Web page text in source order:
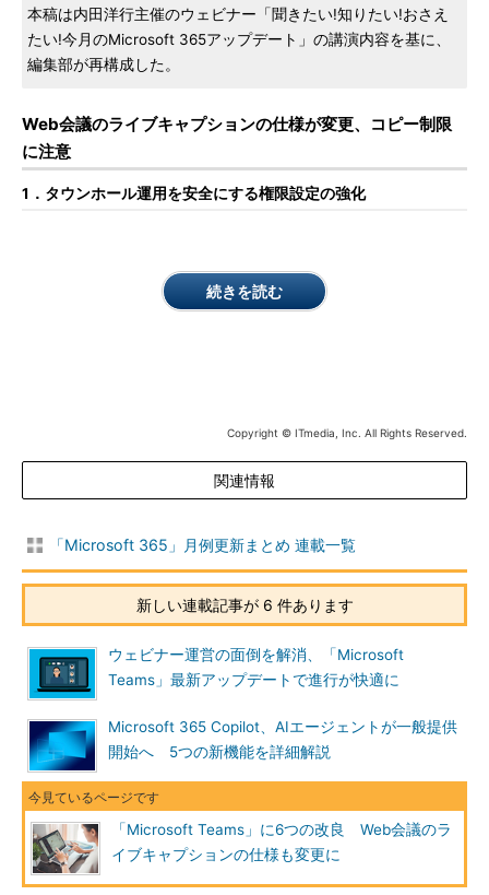
本稿は内田洋行主催のウェビナー「聞きたい!知りたい!おさえ
たい!今月のMicrosoft 365アップデート」の講演内容を基に、
編集部が再構成した。
Web会議のライブキャプションの仕様が変更、コピー制限
に注意
1．タウンホール運用を安全にする権限設定の強化
続きを読む
Copyright © ITmedia, Inc. All Rights Reserved.
関連情報
「Microsoft 365」月例更新まとめ 連載一覧
新しい連載記事が 6 件あります
ウェビナー運営の面倒を解消、「Microsoft
Teams」最新アップデートで進行が快適に
Microsoft 365 Copilot、AIエージェントが一般提供
開始へ 5つの新機能を詳細解説
「Microsoft Teams」に6つの改良 Web会議のラ
イブキャプションの仕様も変更に